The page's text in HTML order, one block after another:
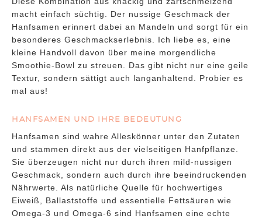
macht einfach süchtig. Der nussige Geschmack der
Hanfsamen erinnert dabei an Mandeln und sorgt für ein
besonderes Geschmackserlebnis. Ich liebe es, eine
kleine Handvoll davon über meine morgendliche
Smoothie-Bowl zu streuen. Das gibt nicht nur eine geile
Textur, sondern sättigt auch langanhaltend. Probier es
mal aus!
HANFSAMEN UND IHRE BEDEUTUNG
Hanfsamen sind wahre Alleskönner unter den Zutaten
und stammen direkt aus der vielseitigen Hanfpflanze.
Sie überzeugen nicht nur durch ihren mild-nussigen
Geschmack, sondern auch durch ihre beeindruckenden
Nährwerte. Als natürliche Quelle für hochwertiges
Eiweiß, Ballaststoffe und essentielle Fettsäuren wie
Omega-3 und Omega-6 sind Hanfsamen eine echte